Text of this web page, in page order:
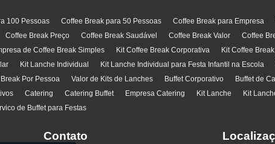
100 Pessoas Coffee Break para 50 Pessoas Coffee Break para Empresa
Coffee Break Preço Coffee Break Saudável Coffee Break Valor
Coffee
de Coffee Break Simples Kit Coffee Break Corporativa Kit Coffee
Kit Lanche Individual Kit Lanche Individual para Festa Infantil na Escola
Por Pessoa Valor de Kits de Lanches Buffet Corporativo Buffet de
Catering Catering Buffet Empresa Catering Kit Lanche Kit
de Buffet para Festas
Contato